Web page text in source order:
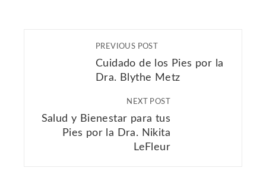
PREVIOUS POST
Cuidado de los Pies por la
Dra. Blythe Metz
NEXT POST
Salud y Bienestar para tus
Pies por la Dra. Nikita
LeFleur